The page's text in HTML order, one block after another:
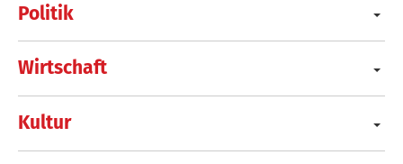
Politik
Wirtschaft
Kultur